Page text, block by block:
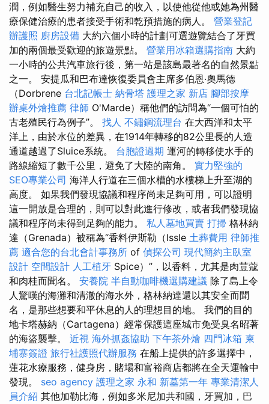
潤，例如醫生努力補充自己的收入，以使他從他或她為州醫
療保健治療的患者接受手術和乾預措施的病人。 營業登記
辦護照 廚房設備 大約六個小時的計劃可選遊覽結合了牙買
加的兩個最受歡迎的旅遊景點。 營業用冰箱選購指南 大約
一小時的公共汽車旅行後，第一站是該島最著名的自然景點
之一。 安提瓜和巴布達恢復委員會主席多伯恩·奧馬德
（Dorbrene 台北記帳士 納骨塔 護理之家 新店 腳部按摩
辦桌外燴推薦 律師 O'Marde）稱他們的訪問為“一個可怕的
古老殖民行為例子”。 找人 不鏽鋼流理台 在大西洋和太平
洋上，由於水位的差異，在1914年轉移的82公里長的人造
通道越過了Sluice系統。 台胞證過期 運河的轉移使水手的
路線縮短了數千公里，避免了大陸的南角。 實力堅強的
SEO專業公司 海洋人行道在三個水槽的水樓梯上升至湖的
高度。 如果我們發現協議和程序尚未足夠可用，可以證明
這一開放是合理的，則可以對此進行修改，或者我們發現協
議和程序尚未得到足夠的能力。 私人墓地買賣 打掃 格林納
達（Grenada）被稱為“香料伊斯勒（Issle 土葬費用 律師推
薦 適合您的台北會計事務所 of 偵探公司 現代簡約主臥室
設計 空間設計 人工植牙 Spice）”，以香料，尤其是肉荳蔻
和肉桂而聞名。 安養院 半自動咖啡機選購建議 除了島上令
人驚嘆的海灘和清澈的海水外，格林納達還以其安全而聞
名，是那些想要和平休息的人的理想目的地。 我們的目的
地卡塔赫納（Cartagena）經常保護這座城市免受臭名昭著
的海盜襲擊。 近視 海外抓姦協助 下午茶外燴 四門冰箱 柬
埔寨簽證 旅行社護照代辦服務 在船上提供的許多選擇中，
蓮花水療服務，健身房，賭場和富裕商店都將在全天運輸中
發現。 seo agency 護理之家 永和 新墓第一年 專業清潔人
員介紹 其他加勒比海，例如多米尼加共和國，牙買加，巴